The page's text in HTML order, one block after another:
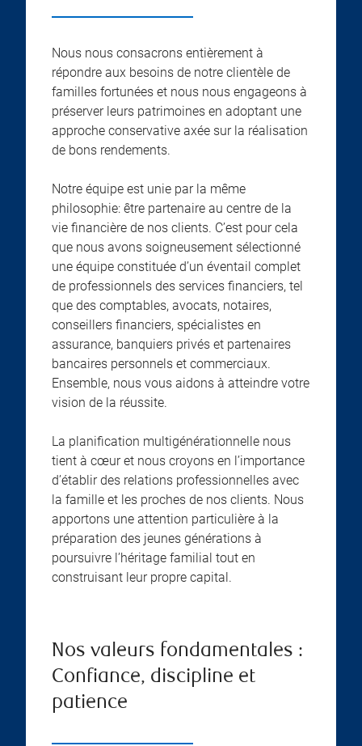
Nous nous consacrons entièrement à
répondre aux besoins de notre clientèle de
familles fortunées et nous nous engageons à
préserver leurs patrimoines en adoptant une
approche conservative axée sur la réalisation
de bons rendements.
Notre équipe est unie par la même
philosophie: être partenaire au centre de la
vie financière de nos clients. C’est pour cela
que nous avons soigneusement sélectionné
une équipe constituée d’un éventail complet
de professionnels des services financiers, tel
que des comptables, avocats, notaires,
conseillers financiers, spécialistes en
assurance, banquiers privés et partenaires
bancaires personnels et commerciaux.
Ensemble, nous vous aidons à atteindre votre
vision de la réussite.
La planification multigénérationnelle nous
tient à cœur et nous croyons en l’importance
d’établir des relations professionnelles avec
la famille et les proches de nos clients. Nous
apportons une attention particulière à la
préparation des jeunes générations à
poursuivre l’héritage familial tout en
construisant leur propre capital.
Nos valeurs fondamentales :
Confiance, discipline et
patience